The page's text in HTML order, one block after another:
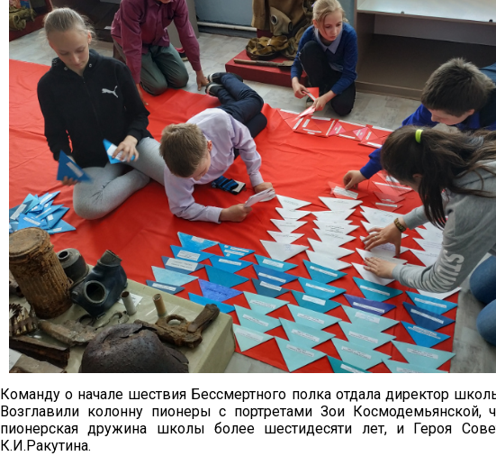
Команду о начале шествия Бессмертного полка отдала директор
Возглавили колонну пионеры с портретами Зои Космодемьянской,
пионерская дружина школы более шестидесяти лет, и Героя
К.И.Ракутина.